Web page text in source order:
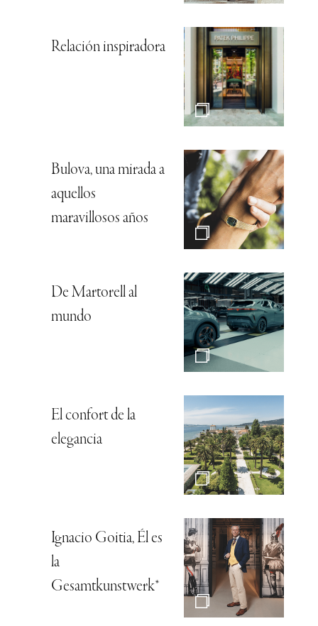
Relación inspiradora
Bulova, una mirada a
aquellos
maravillosos años
De Martorell al
mundo
El confort de la
elegancia
Ignacio Goitia, Él es
la
Gesamtkunstwerk*